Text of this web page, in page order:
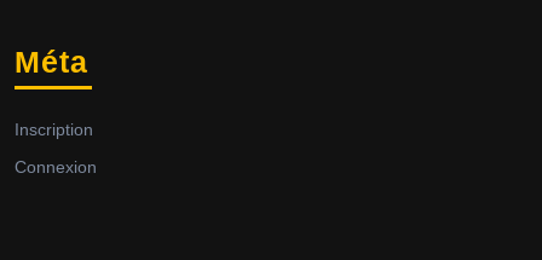
Méta
Inscription
Connexion